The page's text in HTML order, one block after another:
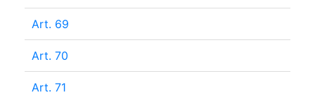
Art. 69
Art. 70
Art. 71